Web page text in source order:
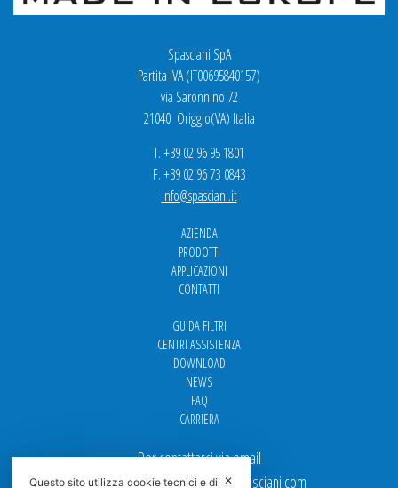
Spasciani SpA
Partita IVA (IT00695840157)
via Saronnino 72
21040 Origgio(VA) Italia
T. +39 02 96 95 1801
F. +39 02 96 73 0843
info@spasciani.it
AZIENDA
PRODOTTI
APPLICAZIONI
CONTATTI
GUIDA FILTRI
CENTRI ASSISTENZA
DOWNLOAD
NEWS
FAQ
CARRIERA
Per contattarci via email
Ufficio Vendite: italy.sales@spasciani.com
✕
Questo sito utilizza cookie tecnici e di